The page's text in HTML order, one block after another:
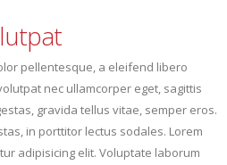
pellentesque, a eleifend libero
nec ullamcorper eget, sagittis
gravida tellus vitae, semper eros.
in porttitor lectus sodales. Lorem
adipisicing elit. Voluptate laborum